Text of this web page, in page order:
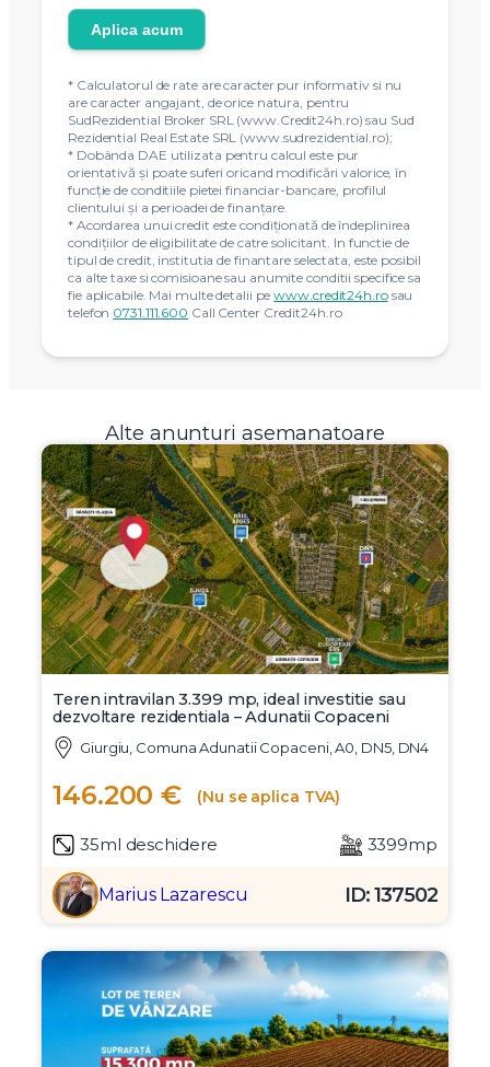
269.753,17 RON
Gata sa aplici?
Completeaza datele si un consultant te va
contacta.
Aplica acum
SudRezidential Broker SRL (www.Credit24h.ro) sau Sud
funcție de conditiile pietei financiar-bancare, profilul
clientului și a perioadei de finanțare.
* Acordarea unui credit este condiţionată de îndeplinirea
condiţiilor de eligibilitate de catre solicitant. In functie de
tipul de credit, institutia de finantare selectata, este posibil
ca alte taxe si comisioane sau anumite conditii specifice sa
fie aplicabile. Mai multe detalii pewww.credit24h.rosau
telefon 0731.111.600Call Center Credit24h.ro
Alte anunturi asemanatoare
dezvoltare rezidentiala – Adunatii Copaceni
Giurgiu, Comuna Adunatii Copaceni, A0, DN5, DN4
146.200 € (Nu se aplica TVA)